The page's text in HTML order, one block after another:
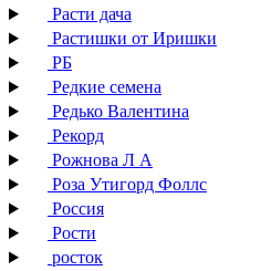
Расти дача
Растишки от Иришки
РБ
Редкие семена
Редько Валентина
Рекорд
Рожнова Л А
Роза Утигорд Фоллс
Россия
Рости
росток